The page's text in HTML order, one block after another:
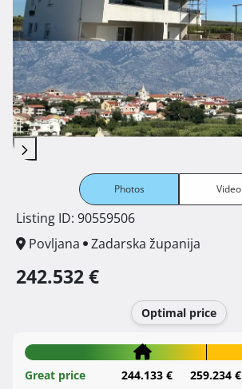
Photos Video
Listing ID: 90559506
Povljana
Zadarska županija
242.532 €
Optimal price
Great price 244.133 € 259.234 €